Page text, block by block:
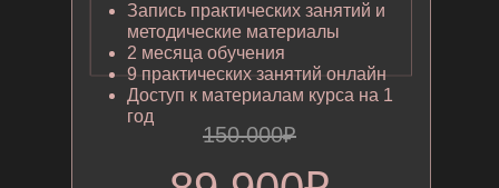
16 ШАГ
СИТУАЦИОННЫЕ И
Запись практических занятий и
методические материалы
2 месяца обучения
9 практических занятий онлайн
Доступ к материалам курса на 1
год
150.000₽